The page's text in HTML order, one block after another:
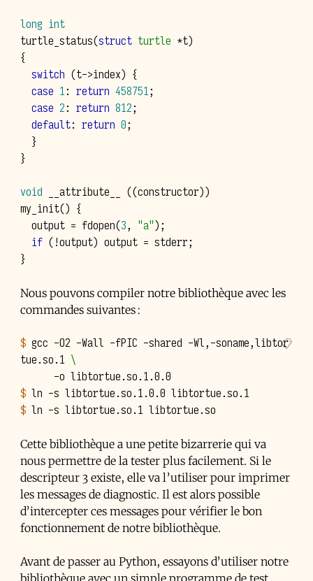
long int
turtle_status(struct turtle *t)
{
switch (t->index) {
case 1: return 458751;
case 2: return 812;
default: return 0;
}
}
void
__attribute__ ((constructor))
my_init() {
output = fdopen(3, "a");
if (!output) output = stderr;
}
Nous pouvons compiler notre bibliothèque avec les
commandes suivantes :
$ gcc -O2 -Wall -fPIC -shared -Wl,-soname,libtor
tue.so.1 \
-o
$ ln -s libtortue.so.1.0.0
$ ln -s libtortue.so.1
Cette bibliothèque a une petite bizarrerie qui va
nous permettre de la tester plus facilement. Si le
descripteur 3 existe, elle va l’utiliser pour imprimer
les messages de diagnostic. Il est alors possible
d’intercepter ces messages pour vérifier le bon
fonctionnement de notre bibliothèque.
Avant de passer au Python, essayons d’utiliser notre
bibliothèque avec un simple programme de test.